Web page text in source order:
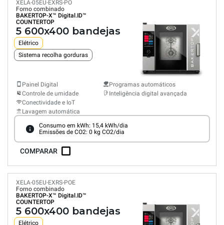
XELA-05EU-EXRS-PO
Forno combinado
BAKERTOP-X™ Digital.ID™
COUNTERTOP
5 600x400 bandejas
Elétrico
Sistema recolha gorduras
Painel Digital
Controle de umidade
Conectividade e IoT
Lavagem automática
Programas automáticos
Inteligência digital avançada
Consumo em kWh: 15,4 kWh/dia
Emissões de CO2: 0 kg CO2/dia
COMPARAR
XELA-05EU-EXRS-POE
Forno combinado
BAKERTOP-X™ Digital.ID™
COUNTERTOP
5 600x400 bandejas
Elétrico